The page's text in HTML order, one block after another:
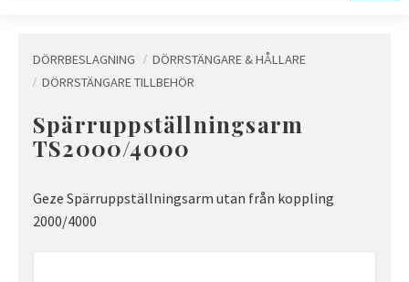
DÖRRBESLAGNING
DÖRRSTÄNGARE & HÅLLARE
DÖRRSTÄNGARE TILLBEHÖR
Spärruppställningsarm
TS2000/4000
Geze Spärruppställningsarm utan från koppling
2000/4000